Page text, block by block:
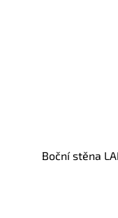
boční stěna